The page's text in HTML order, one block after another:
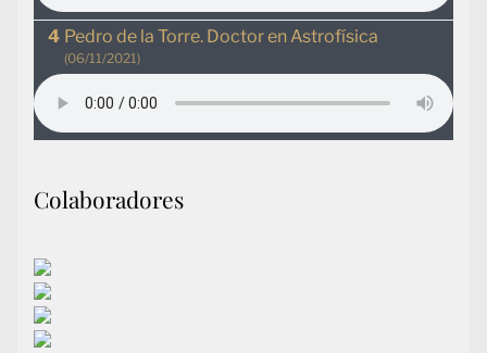
Pedro de la Torre. Doctor en Astrofísica
(06/11/2021)
Colaboradores